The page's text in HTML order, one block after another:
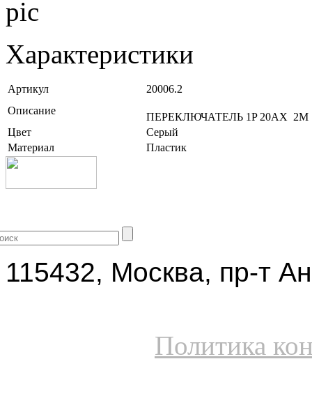
Характеристики
Артикул
20006.2
Описание
ПЕРЕКЛЮЧАТЕЛЬ 1P 20AX 2M
Цвет
Серый
Материал
Пластик
115432, Москва, пр-т
Политика